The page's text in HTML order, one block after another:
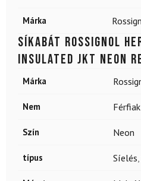
Márka
Síkabát ROSSIGNOL
Insulated JKT Neon
Márka
Nem Férfiak
Szín Neon
típus Síelés,